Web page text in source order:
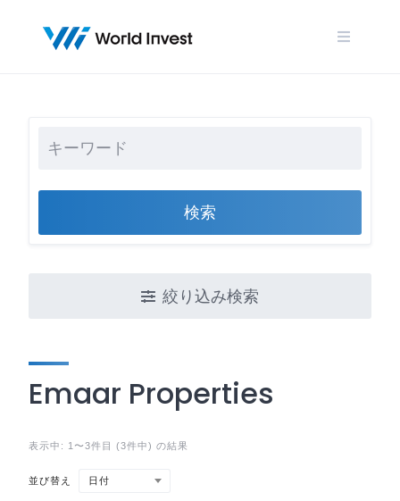
検索
絞り込み検索
Emaar Properties
表示中: 1〜3件目 (3件中) の結果
並び替え 日付